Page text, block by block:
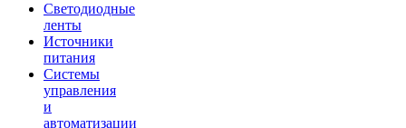
Светодиодные
ленты
Источники
питания
Системы
управления
и
автоматизации